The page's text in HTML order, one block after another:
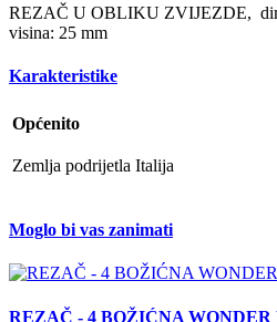
REZAČ U OBLIKU ZVIJEZDE,
visina: 25 mm
Karakteristike
Općenito
Zemlja podrijetla Italija
Moglo bi vas zanimati
REZAČ - 4 BOŽIĆNA WONDER